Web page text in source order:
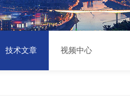
技术文章 视频中心